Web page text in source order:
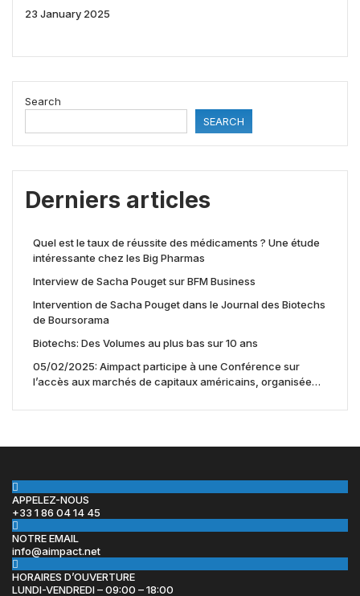
23 January 2025
Search
SEARCH
Derniers articles
Quel est le taux de réussite des médicaments ? Une étude
intéressante chez les Big Pharmas
Interview de Sacha Pouget sur BFM Business
Intervention de Sacha Pouget dans le Journal des Biotechs
de Boursorama
Biotechs: Des Volumes au plus bas sur 10 ans
05/02/2025: Aimpact participe à une Conférence sur
l’accès aux marchés de capitaux américains, organisée
APPELEZ-NOUS
+33 1 86 04 14 45
NOTRE EMAIL
info@aimpact.net
HORAIRES D’OUVERTURE
LUNDI-VENDREDI – 09:00 – 18:00